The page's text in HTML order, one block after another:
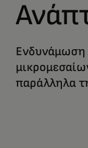
Ενδυνάμωση
παράλληλα